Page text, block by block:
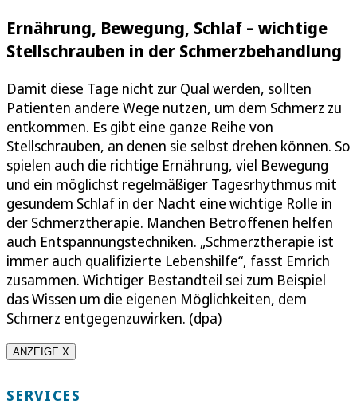
Ernährung, Bewegung, Schlaf – wichtige
Stellschrauben in der Schmerzbehandlung
Damit diese Tage nicht zur Qual werden, sollten
Patienten andere Wege nutzen, um dem Schmerz zu
entkommen. Es gibt eine ganze Reihe von
Stellschrauben, an denen sie selbst drehen können. So
spielen auch die richtige Ernährung, viel Bewegung
und ein möglichst regelmäßiger Tagesrhythmus mit
gesundem Schlaf in der Nacht eine wichtige Rolle in
der Schmerztherapie. Manchen Betroffenen helfen
auch Entspannungstechniken. „Schmerztherapie ist
immer auch qualifizierte Lebenshilfe“, fasst Emrich
zusammen. Wichtiger Bestandteil sei zum Beispiel
das Wissen um die eigenen Möglichkeiten, dem
Schmerz entgegenzuwirken. (dpa)
ANZEIGE X
SERVICES